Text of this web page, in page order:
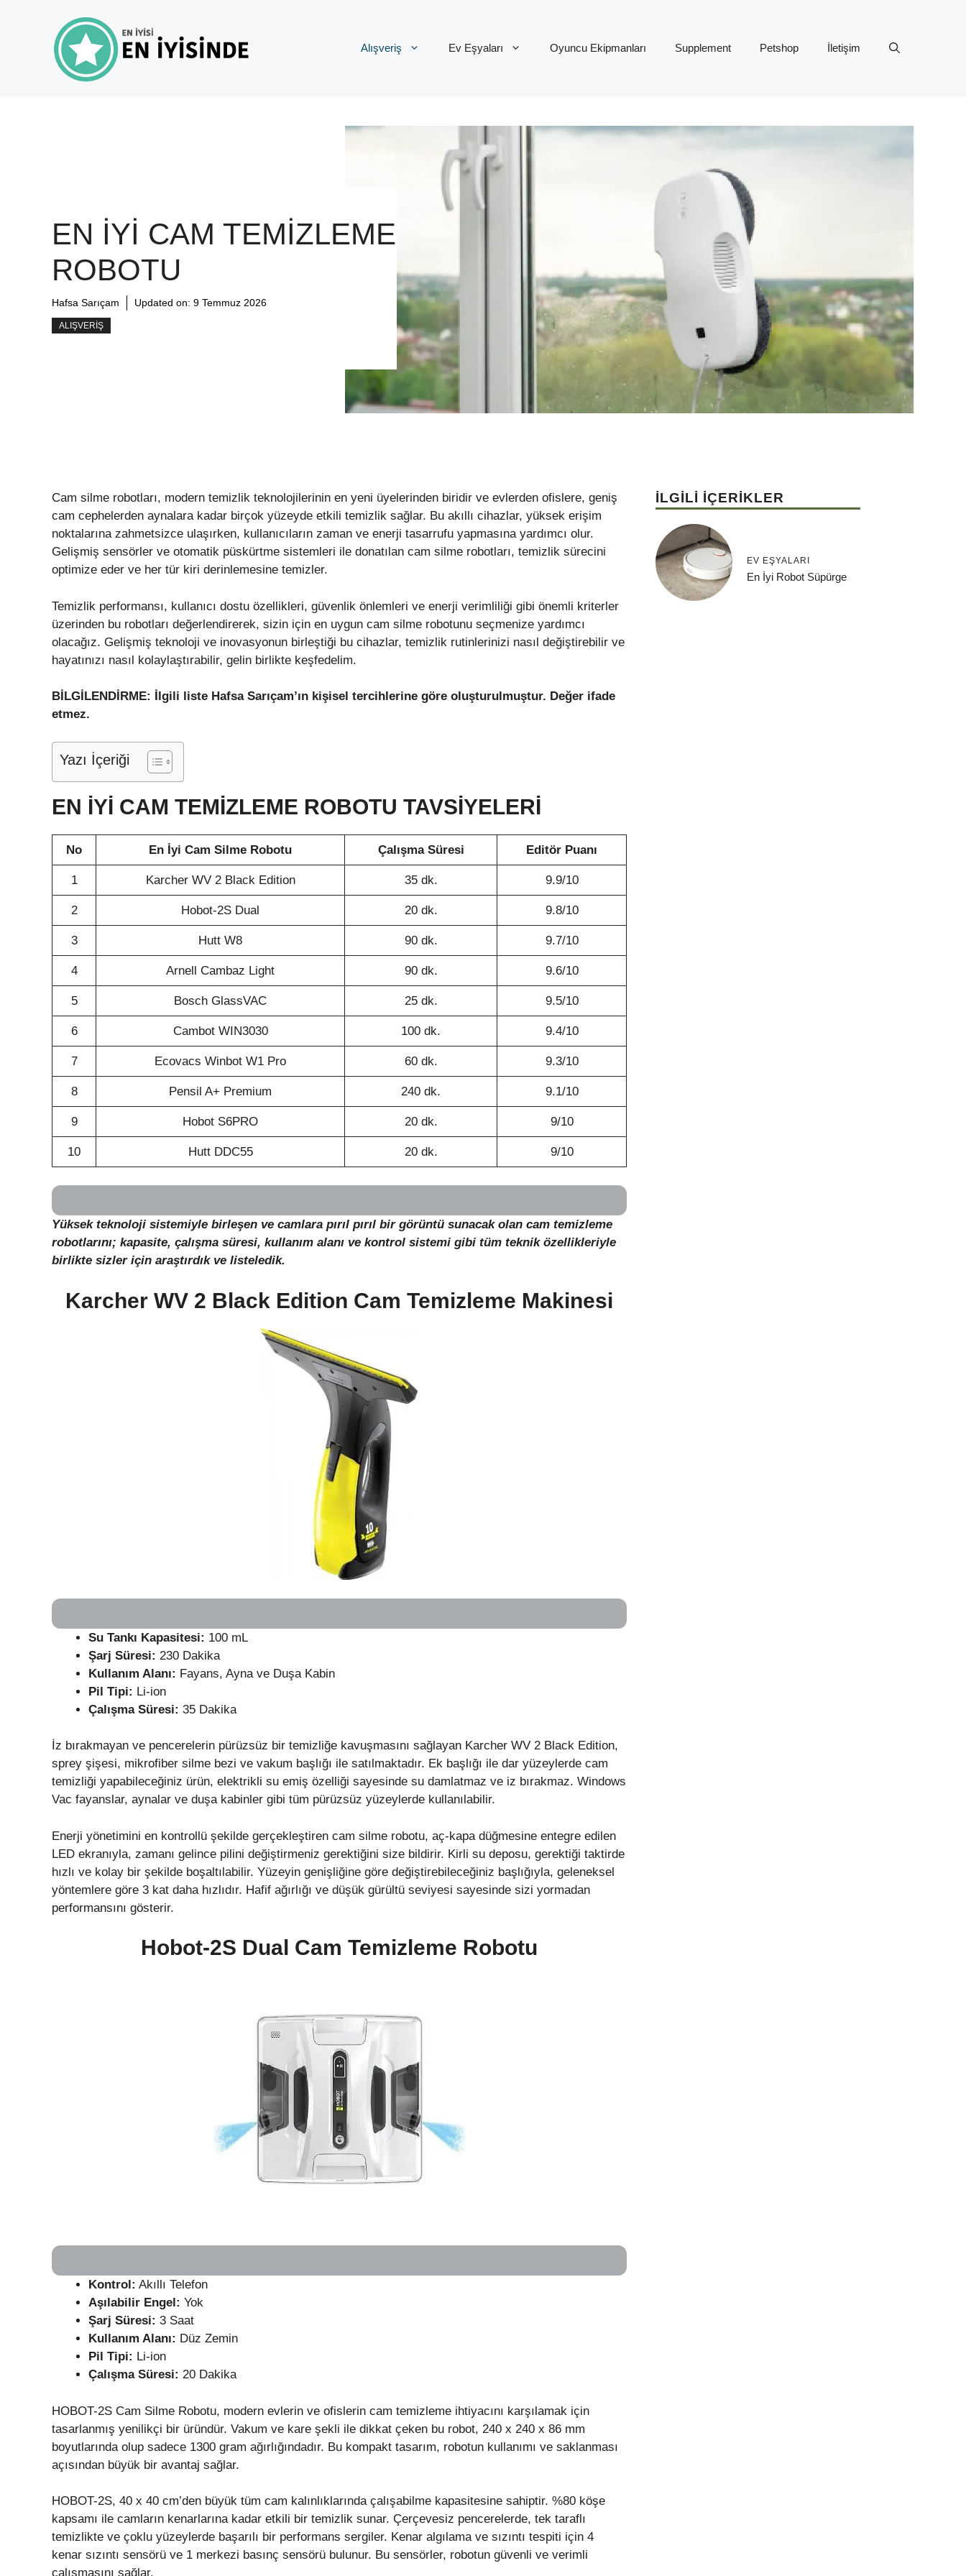
Alışveriş Ev Eşyaları Oyuncu Ekipmanları Supplement Petshop İletişim
EN İYI CAM TEMIZLEME
ROBOTU
Hafsa Sarıçam Updated on: 9 Temmuz 2026
ALIŞVERIŞ
Cam silme robotları, modern temizlik teknolojilerinin en yeni üyelerinden biridir ve evlerden ofislere, geniş
cam cephelerden aynalara kadar birçok yüzeyde etkili temizlik sağlar. Bu akıllı cihazlar, yüksek erişim
noktalarına zahmetsizce ulaşırken, kullanıcıların zaman ve enerji tasarrufu yapmasına yardımcı olur.
Gelişmiş sensörler ve otomatik püskürtme sistemleri ile donatılan cam silme robotları, temizlik sürecini
optimize eder ve her tür kiri derinlemesine temizler.
Temizlik performansı, kullanıcı dostu özellikleri, güvenlik önlemleri ve enerji verimliliği gibi önemli kriterler
üzerinden bu robotları değerlendirerek, sizin için en uygun cam silme robotunu seçmenize yardımcı
olacağız. Gelişmiş teknoloji ve inovasyonun birleştiği bu cihazlar, temizlik rutinlerinizi nasıl değiştirebilir ve
hayatınızı nasıl kolaylaştırabilir, gelin birlikte keşfedelim.
BİLGİLENDİRME: İlgili liste Hafsa Sarıçam’ın kişisel tercihlerine göre oluşturulmuştur. Değer ifade
etmez.
Yazı İçeriği
EN İYI CAM TEMİZLEME ROBOTU TAVSIYELERI
No En İyi Cam Silme Robotu Çalışma Süresi Editör Puanı
1 Karcher WV 2 Black Edition 35 dk. 9.9/10
2 Hobot-2S Dual 20 dk. 9.8/10
3 Hutt W8 90 dk. 9.7/10
4 Arnell Cambaz Light 90 dk. 9.6/10
5 Bosch GlassVAC 25 dk. 9.5/10
6 Cambot WIN3030 100 dk. 9.4/10
7 Ecovacs Winbot W1 Pro 60 dk. 9.3/10
8 Pensil A+ Premium 240 dk. 9.1/10
9 Hobot S6PRO 20 dk. 9/10
10 Hutt DDC55 20 dk. 9/10
Yüksek teknoloji sistemiyle birleşen ve camlara pırıl pırıl bir görüntü sunacak olan cam temizleme
robotlarını; kapasite, çalışma süresi, kullanım alanı ve kontrol sistemi gibi tüm teknik özellikleriyle
birlikte sizler için araştırdık ve listeledik.
Karcher WV 2 Black Edition Cam Temizleme Makinesi
Su Tankı Kapasitesi: 100 mL
Şarj Süresi: 230 Dakika
Kullanım Alanı: Fayans, Ayna ve Duşa Kabin
Pil Tipi: Li-ion
Çalışma Süresi: 35 Dakika
İz bırakmayan ve pencerelerin pürüzsüz bir temizliğe kavuşmasını sağlayan Karcher WV 2 Black Edition,
sprey şişesi, mikrofiber silme bezi ve vakum başlığı ile satılmaktadır. Ek başlığı ile dar yüzeylerde cam
temizliği yapabileceğiniz ürün, elektrikli su emiş özelliği sayesinde su damlatmaz ve iz bırakmaz. Windows
Vac fayanslar, aynalar ve duşa kabinler gibi tüm pürüzsüz yüzeylerde kullanılabilir.
Enerji yönetimini en kontrollü şekilde gerçekleştiren cam silme robotu, aç-kapa düğmesine entegre edilen
LED ekranıyla, zamanı gelince pilini değiştirmeniz gerektiğini size bildirir. Kirli su deposu, gerektiği taktirde
hızlı ve kolay bir şekilde boşaltılabilir. Yüzeyin genişliğine göre değiştirebileceğiniz başlığıyla, geleneksel
yöntemlere göre 3 kat daha hızlıdır. Hafif ağırlığı ve düşük gürültü seviyesi sayesinde sizi yormadan
performansını gösterir.
Hobot-2S Dual Cam Temizleme Robotu
Kontrol: Akıllı Telefon
Aşılabilir Engel: Yok
Şarj Süresi: 3 Saat
Kullanım Alanı: Düz Zemin
Pil Tipi: Li-ion
Çalışma Süresi: 20 Dakika
HOBOT-2S Cam Silme Robotu, modern evlerin ve ofislerin cam temizleme ihtiyacını karşılamak için
tasarlanmış yenilikçi bir üründür. Vakum ve kare şekli ile dikkat çeken bu robot, 240 x 240 x 86 mm
boyutlarında olup sadece 1300 gram ağırlığındadır. Bu kompakt tasarım, robotun kullanımı ve saklanması
açısından büyük bir avantaj sağlar.
HOBOT-2S, 40 x 40 cm’den büyük tüm cam kalınlıklarında çalışabilme kapasitesine sahiptir. %80 köşe
kapsamı ile camların kenarlarına kadar etkili bir temizlik sunar. Çerçevesiz pencerelerde, tek taraflı
temizlikte ve çoklu yüzeylerde başarılı bir performans sergiler. Kenar algılama ve sızıntı tespiti için 4
kenar sızıntı sensörü ve 1 merkezi basınç sensörü bulunur. Bu sensörler, robotun güvenli ve verimli
çalışmasını sağlar.
İLGİLİ İÇERİKLER
EV EŞYALARI
En İyi Robot Süpürge